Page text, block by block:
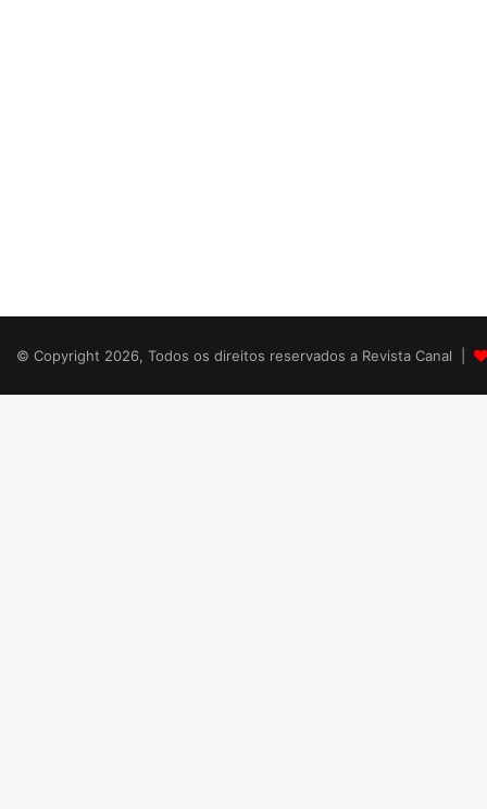
© Copyright 2026, Todos os direitos reservados a Revista Canal |